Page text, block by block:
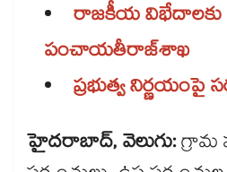
రాజకీయ విభేదాలకు
పంచాయతీరాజ్​శాఖ
ప్రభుత్వ నిర్ణయంపై
హైదరాబాద్, వెలుగు:గ్రామ